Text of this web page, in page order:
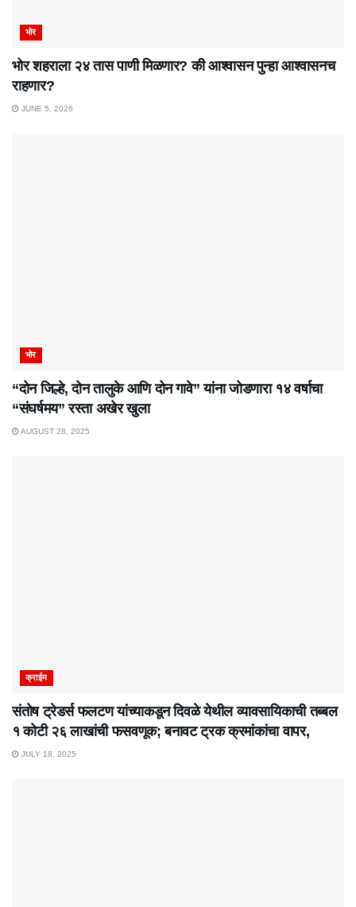
भोर
भोर शहराला २४ तास पाणी मिळणार? की आश्वासन पुन्हा आश्वासनच
राहणार?
JUNE 5, 2026
भोर
“दोन जिल्हे, दोन तालुके आणि दोन गावे” यांना जोडणारा १४ वर्षाचा
“संघर्षमय” रस्ता अखेर खुला
AUGUST 28, 2025
क्राईम
संतोष ट्रेडर्स फलटण यांच्याकडून दिवळे येथील व्यावसायिकाची तब्बल
१ कोटी २६ लाखांची फसवणूक; बनावट ट्रक क्रमांकांचा वापर,
JULY 18, 2025